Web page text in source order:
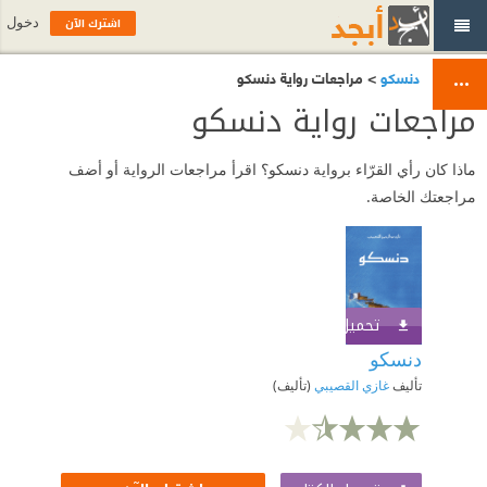
دنسكو> مراجعات رواية دنسكو
مراجعات رواية دنسكو
ماذا كان رأي القرّاء برواية دنسكو؟ اقرأ مراجعات الرواية أو أضف
مراجعتك الخاصة.
تحميل الكتاب
دنسكو
تأليفغازي القصيبي (تأليف)
اشترك الآن دخول